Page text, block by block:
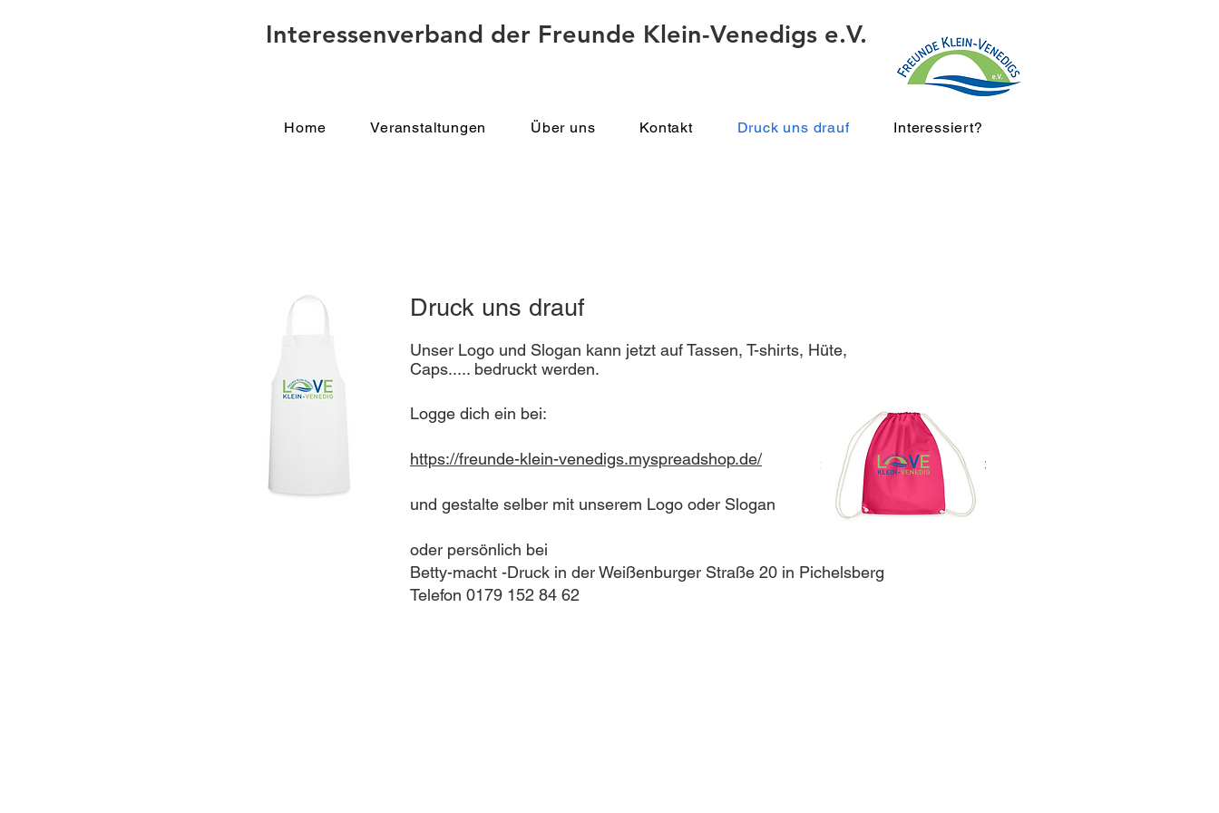
Interessenverband der Freunde Klein-Venedigs e.V.
Home Veranstaltungen Über uns Kontakt Druck uns drauf Interessiert?
Druck uns drauf
Unser Logo und Slogan kann jetzt auf Tassen, T-shirts, Hüte,
Caps..... bedruckt werden.
Logge dich ein bei:
https://freunde-klein-venedigs.myspreadshop.de/
und gestalte selber mit unserem Logo oder Slogan
oder persönlich bei
Betty-macht -Druck in der Weißenburger Straße 20 in Pichelsberg
Telefon 0179 152 84 62